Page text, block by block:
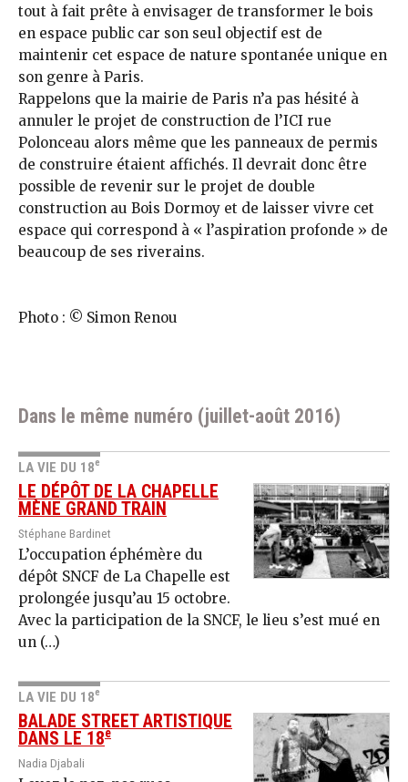
tout à fait prête à envisager de transformer le bois
en espace public car son seul objectif est de
maintenir cet espace de nature spontanée unique en
son genre à Paris.
Rappelons que la mairie de Paris n’a pas hésité à
annuler le projet de construction de l’ICI rue
Polonceau alors même que les panneaux de permis
de construire étaient affichés. Il devrait donc être
possible de revenir sur le projet de double
construction au Bois Dormoy et de laisser vivre cet
espace qui correspond à « l’aspiration profonde » de
beaucoup de ses riverains.
Photo : © Simon Renou
Dans le même numéro (juillet-août 2016)
LA VIE DU 18e
LE DÉPÔT DE LA CHAPELLE
MÈNE GRAND TRAIN
Stéphane Bardinet
L’occupation éphémère du
dépôt SNCF de La Chapelle est
prolongée jusqu’au 15 octobre.
Avec la participation de la SNCF, le lieu s’est mué en
un (…)
LA VIE DU 18e
BALADE STREET ARTISTIQUE
DANS LE 18e
Nadia Djabali